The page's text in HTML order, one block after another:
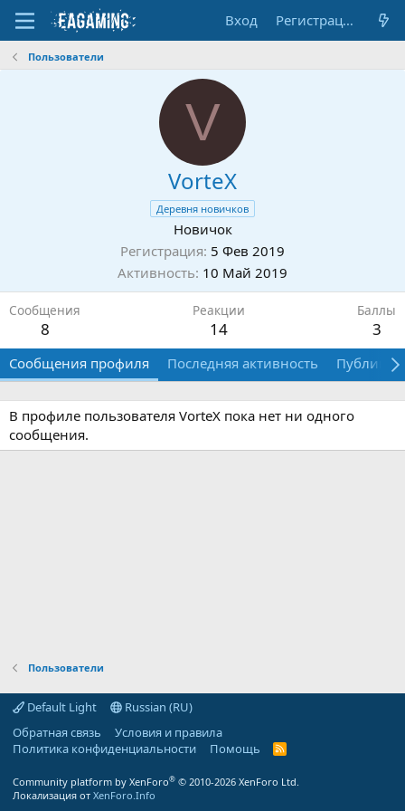
Вход Регистрация
Пользователи
V
VorteX
Деревня новичков
Новичок
Регистрация 5 Фев 2019
Активность 10 Май 2019
Сообщения
8
Реакции
14
Баллы
3
Сообщения профиля Последняя активность
В профиле пользователя VorteX пока нет ни одного
сообщения.
Пользователи
Default Light
Russian (RU)
Обратная связь
Условия и правила
Политика конфиденциальности
Помощь
R
Community platform by XenForo® © 2010-2026 XenForo Ltd.
Локализация от XenForo.Info